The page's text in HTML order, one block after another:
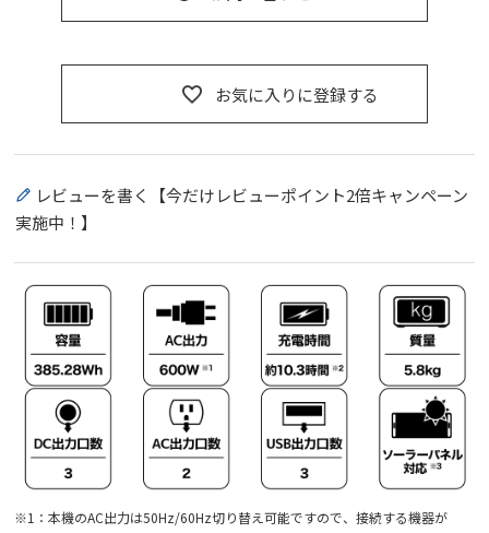
お気に入りに登録する
レビューを書く【今だけレビューポイント2倍キャンペーン
実施中！】
※1：本機のAC出力は50Hz/60Hz切り替え可能ですので、接続する機器が